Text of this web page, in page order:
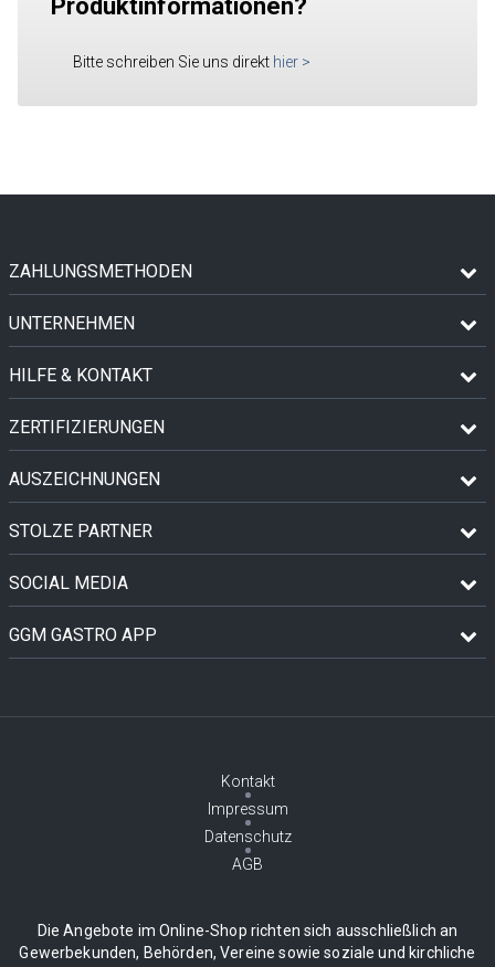
Produktinformationen?
Bitte schreiben Sie uns direkt hier >
ZAHLUNGSMETHODEN
UNTERNEHMEN
HILFE & KONTAKT
ZERTIFIZIERUNGEN
AUSZEICHNUNGEN
STOLZE PARTNER
SOCIAL MEDIA
GGM GASTRO APP
Kontakt
Impressum
Datenschutz
AGB
Die Angebote im Online-Shop richten sich ausschließlich an
Gewerbekunden, Behörden, Vereine sowie soziale und kirchliche